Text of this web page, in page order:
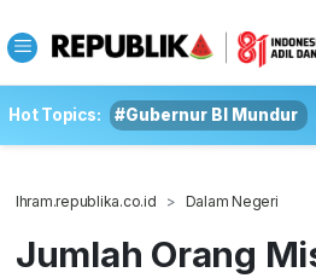
Hot Topics: #Gubernur BI Mundur
Ihram.republika.co.id Dalam Negeri
Jumlah Orang